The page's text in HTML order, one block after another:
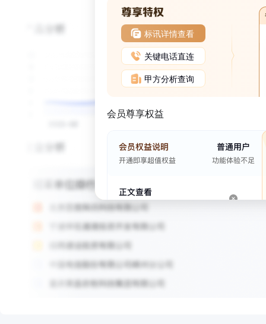
标讯详情查看
关键电话直连
甲方分析查询
会员尊享权益